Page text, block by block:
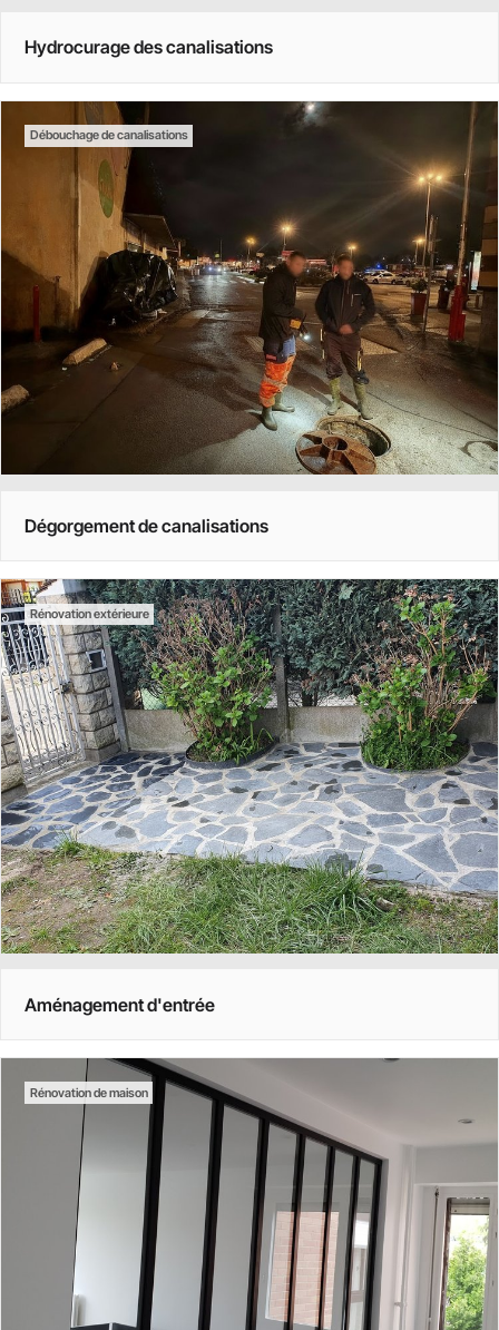
Hydrocurage des canalisations
Débouchage de canalisations
Dégorgement de canalisations
Rénovation extérieure
Aménagement d'entrée
Rénovation de maison